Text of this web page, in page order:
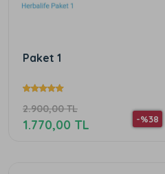
Paket 1
2.900,00 TL
-%38
1.770,00 TL